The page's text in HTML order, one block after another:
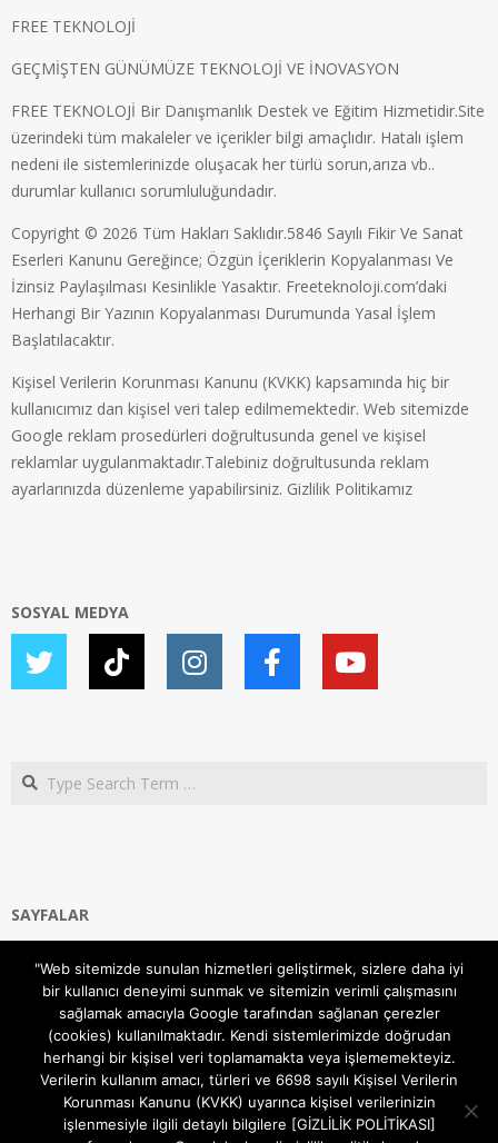
FREE TEKNOLOJİ
GEÇMİŞTEN GÜNÜMÜZE TEKNOLOJİ VE İNOVASYON
FREE TEKNOLOJİ Bir Danışmanlık Destek ve Eğitim Hizmetidir.Site
üzerindeki tüm makaleler ve içerikler bilgi amaçlıdır. Hatalı işlem
nedeni ile sistemlerinizde oluşacak her türlü sorun,arıza vb..
durumlar kullanıcı sorumluluğundadır.
Copyright © 2026 Tüm Hakları Saklıdır.5846 Sayılı Fikir Ve Sanat
Eserleri Kanunu Gereğince; Özgün İçeriklerin Kopyalanması Ve
İzinsiz Paylaşılması Kesinlikle Yasaktır. Freeteknoloji.com’daki
Herhangi Bir Yazının Kopyalanması Durumunda Yasal İşlem
Başlatılacaktır.
Kişisel Verilerin Korunması Kanunu (KVKK) kapsamında hiç bir
kullanıcımız dan kişisel veri talep edilmemektedir. Web sitemizde
Google reklam prosedürleri doğrultusunda genel ve kişisel
reklamlar uygulanmaktadır.Talebiniz doğrultusunda reklam
ayarlarınızda düzenleme yapabilirsiniz. Gizlilik Politikamız
SOSYAL MEDYA
Search
SAYFALAR
Gizlilik ve Çerezler (Cookies) Politikası
Hakkımızda
İletişim Kanalları
MODEM KURULUM
TEKNİK DESTEK
TELEVİZYON SİSTEMLERİ
"Web sitemizde sunulan hizmetleri geliştirmek, sizlere daha iyi
bir kullanıcı deneyimi sunmak ve sitemizin verimli çalışmasını
sağlamak amacıyla Google tarafından sağlanan çerezler
(cookies) kullanılmaktadır. Kendi sistemlerimizde doğrudan
herhangi bir kişisel veri toplamamakta veya işlememekteyiz.
Verilerin kullanım amacı, türleri ve 6698 sayılı Kişisel Verilerin
Korunması Kanunu (KVKK) uyarınca kişisel verilerinizin
işlenmesiyle ilgili detaylı bilgilere [GİZLİLİK POLİTİKASI]